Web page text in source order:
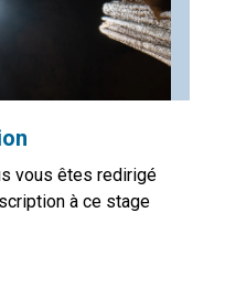
vous êtes redirigé
à ce stage